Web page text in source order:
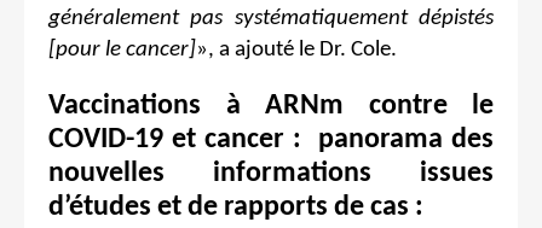
généralement pas systématiquement dépistés
[pour le cancer]», a ajouté le Dr. Cole.
Vaccinations à ARNm contre le
COVID-19 et cancer : panorama des
nouvelles informations issues
d’études et de rapports de cas :